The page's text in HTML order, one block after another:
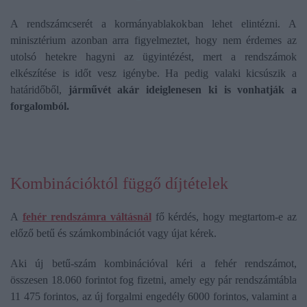
A rendszámcserét a kormányablakokban lehet elintézni. A
minisztérium azonban arra figyelmeztet, hogy nem érdemes az
utolsó hetekre hagyni az ügyintézést, mert a rendszámok
elkészítése is időt vesz igénybe. Ha pedig valaki kicsúszik a
határidőből, járművét akár ideiglenesen ki is vonhatják a
forgalomból.
Kombinációktól függő díjtételek
A fehér rendszámra váltásnál fő kérdés, hogy megtartom-e az
előző betű és számkombinációt vagy újat kérek.
Aki új betű-szám kombinációval kéri a fehér rendszámot,
összesen 18.060 forintot fog fizetni, amely egy pár rendszámtábla
11 475 forintos, az új forgalmi engedély 6000 forintos, valamint a